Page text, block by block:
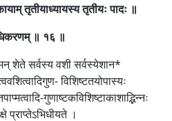
तृतीयाध्यायस्य तृतीयः पादः ॥
॥ १६ ॥
शेते सर्वस्य वशी सर्वस्येशान*
विशिष्टतयोपास्यः
गुणाष्टकविशिष्टाकाशाद्भिन्नः
प्राप्तेऽभिधीयते ।